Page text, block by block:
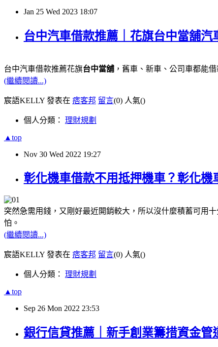
Jan 25 Wed 2023 18:07
台中汽車借款推薦｜花旗台中當舖
台中汽車借款推薦花旗台中當舖 ，舊車、新車、公司車都能
(繼續閱讀...)
宸語KELLY 發表在 痞客邦 留言(0) 人氣()
個人分類： 理財規劃
▲top
Nov 30 Wed 2022 19:27
彰化機車借款不用抵押機車？彰化機
突然急需用錢，又剛好最近開銷較大，所以沒什麼積蓄可用
怕。
(繼續閱讀...)
宸語KELLY 發表在 痞客邦 留言(0) 人氣()
個人分類： 理財規劃
▲top
Sep 26 Mon 2022 23:53
銀行信貸推薦｜新手創業籌措資金管